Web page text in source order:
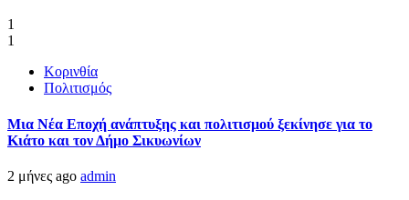
1
1
Κορινθία
Πολιτισμός
Μια Νέα Εποχή ανάπτυξης και πολιτισμού ξεκίνησε για το
Κιάτο και τον Δήμο Σικυωνίων
2 μήνες ago admin